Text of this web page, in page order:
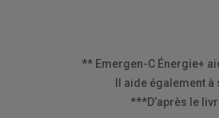
** Emergen-C Énergie+
Il aide également
***D’après le